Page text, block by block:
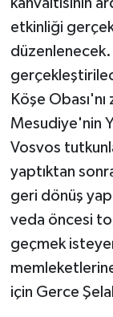
etkinliği
Köşe
Mesudiye'nin
Vosvos
yaptıktan
geri dönüş
veda öncesi
geçmek
için Gerce